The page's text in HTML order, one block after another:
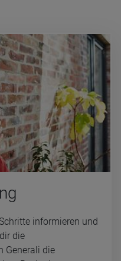
informieren und
die
Generali die